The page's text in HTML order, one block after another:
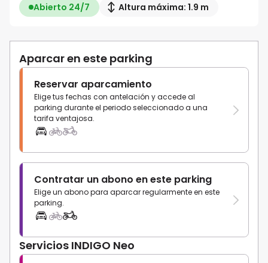
Abierto 24/7 Altura máxima: 1.9 m
Aparcar en este parking
Reservar aparcamiento
Elige tus fechas con antelación y accede al
parking durante el periodo seleccionado a una
tarifa ventajosa.
Contratar un abono en este parking
Elige un abono para aparcar regularmente en este
parking.
Servicios INDIGO Neo